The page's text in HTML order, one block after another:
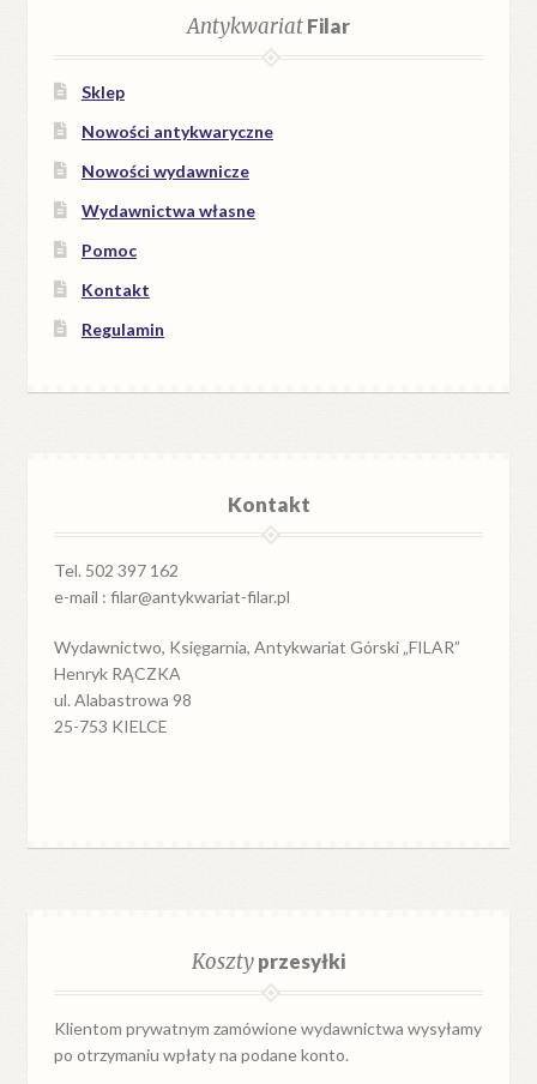
AntykwariatFilar
Sklep
Nowości antykwaryczne
Nowości wydawnicze
Wydawnictwa własne
Pomoc
Kontakt
Regulamin
Kontakt
Tel. 502 397 162
e-mail : filar@antykwariat-filar.pl
Wydawnictwo, Księgarnia, Antykwariat Górski „FILAR”
Henryk RĄCZKA
ul. Alabastrowa 98
25-753 KIELCE
Kosztyprzesyłki
Klientom prywatnym zamówione wydawnictwa wysyłamy
po otrzymaniu wpłaty na podane konto.